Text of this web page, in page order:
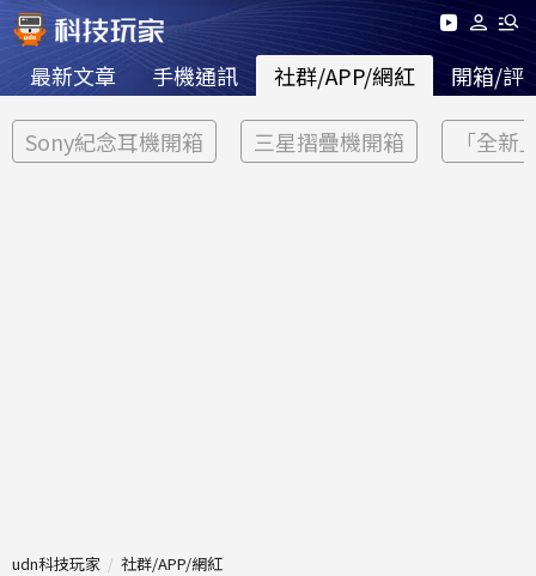
最新文章 手機通訊 社群/APP/網紅 開箱/評
Sony紀念耳機開箱 三星摺疊機開箱 「全新
udn科技玩家 社群/APP/網紅